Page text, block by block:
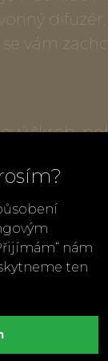
vám
škrob,
ø 8 × 5,2 cm
lístky v
s
difuzér
nám
ten